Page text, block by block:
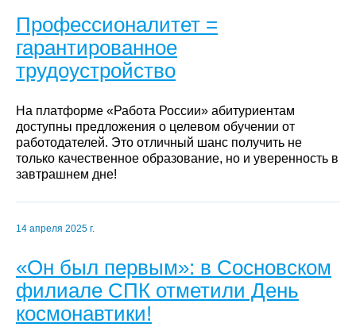
Профессионалитет =
гарантированное
трудоустройство
На платформе «Работа России» абитуриентам
доступны предложения о целевом обучении от
работодателей. Это отличный шанс получить не
только качественное образование, но и уверенность в
завтрашнем дне!
14 апреля 2025 г.
«Он был первым»: в Сосновском
филиале СПК отметили День
космонавтики!